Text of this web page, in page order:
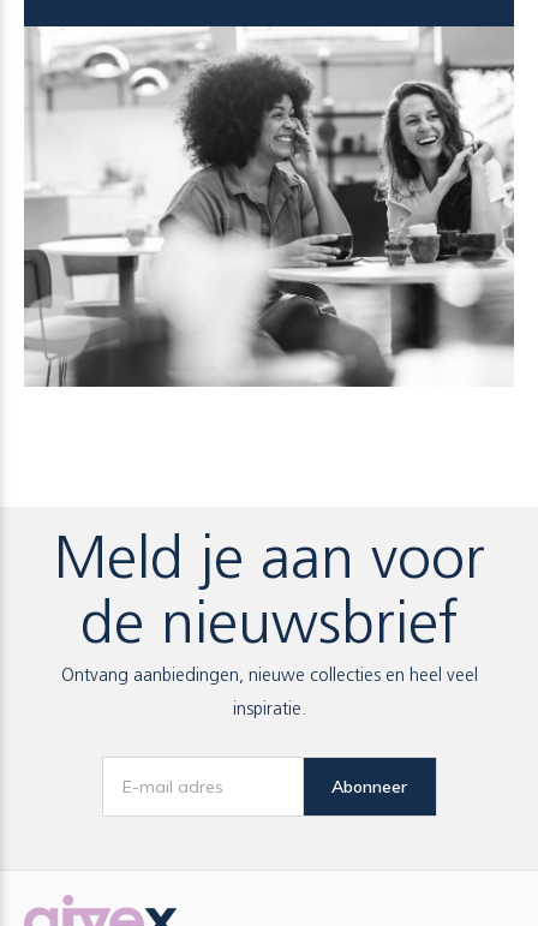
Meld je aan voor
de nieuwsbrief
Ontvang aanbiedingen, nieuwe collecties en heel veel
inspiratie.
Abonneer